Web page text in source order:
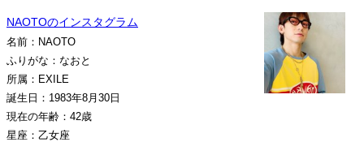
NAOTOのインスタグラム
名前：NAOTO
ふりがな：なおと
所属：EXILE
誕生日：1983年8月30日
現在の年齢：42歳
星座：乙女座